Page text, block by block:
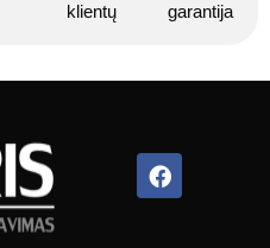
klientų garantija
Facebook